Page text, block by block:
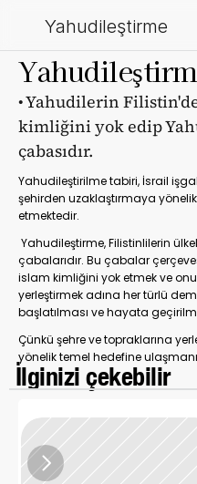
Yahudileştirme
• Yahudilerin
kimliğini yok edip
çabasıdır.
Yahudileştirilme tabiri, İsrail
şehirden uzaklaştırmaya
etmektedir.
çabalarıdır. Bu çabalar
islam kimliğini yok etmek ve
yerleştirmek adına her türlü
başlatılması ve hayata
Çünkü şehre ve topraklarına
yönelik temel hedefine
İlginizi çekebilir